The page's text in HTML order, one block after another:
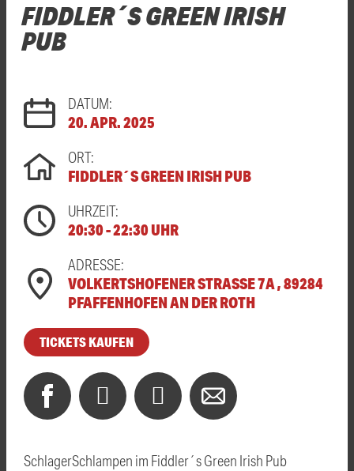
FIDDLER´S GREEN IRISH
PUB
DATUM:
20. APR. 2025
ORT:
FIDDLER´S GREEN IRISH PUB
UHRZEIT:
20:30 - 22:30 UHR
ADRESSE:
VOLKERTSHOFENER STRASSE 7A , 89284 P
FAFFENHOFEN AN DER ROTH
TICKETS KAUFEN
SchlagerSchlampen im Fiddler´s Green Irish Pub